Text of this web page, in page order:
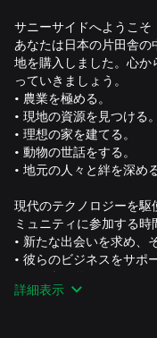
サニーサイドへようこそ
あなたは日本の片田舎
地を購入しました。心
っていきましょう。
• 農業を極める。
• 現地の資源を見つける。
• 理想の家を建てる。
• 動物の世話をする。
• 地元の人々と絆を深める
現代のテクノロジーを駆
ミュニティに参加する時
• 新たな出会いを求め、
• 彼らのビジネスをサポ
• 町や街で遊ぶ。
• 恋を追いかける。
詳細表示